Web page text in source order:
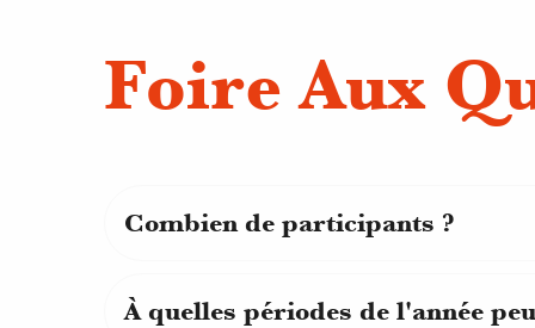
Foire Aux
Combien de participants ?
À quelles périodes de l'année